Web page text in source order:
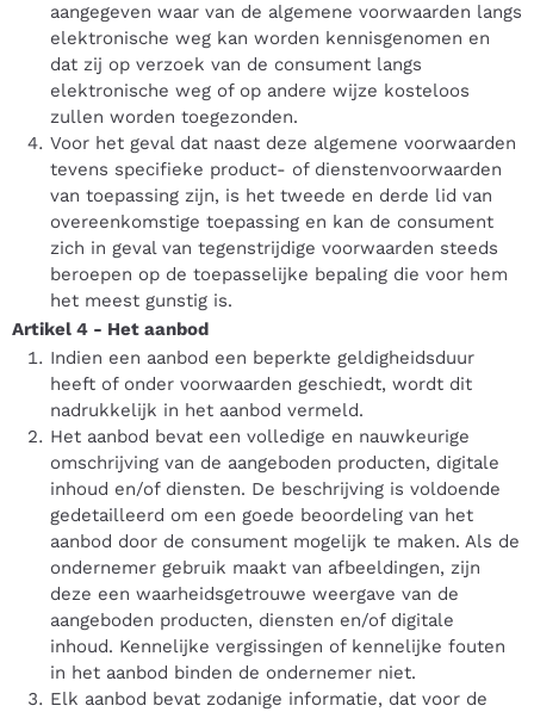
aangegeven waar van de algemene voorwaarden langs
elektronische weg kan worden kennisgenomen en
dat zij op verzoek van de consument langs
elektronische weg of op andere wijze kosteloos
zullen worden toegezonden.
Voor het geval dat naast deze algemene voorwaarden
tevens specifieke product- of dienstenvoorwaarden
van toepassing zijn, is het tweede en derde lid van
overeenkomstige toepassing en kan de consument
zich in geval van tegenstrijdige voorwaarden steeds
beroepen op de toepasselijke bepaling die voor hem
het meest gunstig is.
Artikel 4 - Het aanbod
Indien een aanbod een beperkte geldigheidsduur
heeft of onder voorwaarden geschiedt, wordt dit
nadrukkelijk in het aanbod vermeld.
Het aanbod bevat een volledige en nauwkeurige
omschrijving van de aangeboden producten, digitale
inhoud en/of diensten. De beschrijving is voldoende
gedetailleerd om een goede beoordeling van het
aanbod door de consument mogelijk te maken. Als de
ondernemer gebruik maakt van afbeeldingen, zijn
deze een waarheidsgetrouwe weergave van de
aangeboden producten, diensten en/of digitale
inhoud. Kennelijke vergissingen of kennelijke fouten
in het aanbod binden de ondernemer niet.
Elk aanbod bevat zodanige informatie, dat voor de